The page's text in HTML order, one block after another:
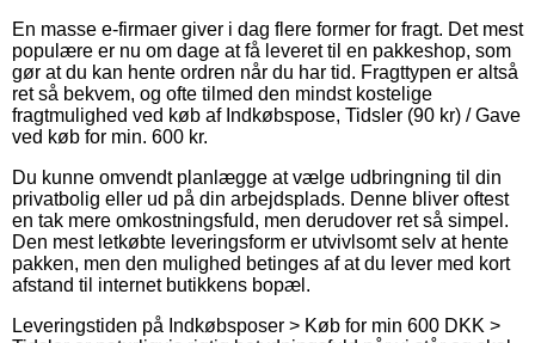
En masse e-firmaer giver i dag flere former for fragt. Det mest
populære er nu om dage at få leveret til en pakkeshop, som
gør at du kan hente ordren når du har tid. Fragttypen er altså
ret så bekvem, og ofte tilmed den mindst kostelige
fragtmulighed ved køb af Indkøbspose, Tidsler (90 kr) / Gave
ved køb for min. 600 kr.
Du kunne omvendt planlægge at vælge udbringning til din
privatbolig eller ud på din arbejdsplads. Denne bliver oftest
en tak mere omkostningsfuld, men derudover ret så simpel.
Den mest letkøbte leveringsform er utvivlsomt selv at hente
pakken, men den mulighed betinges af at du lever med kort
afstand til internet butikkens bopæl.
Leveringstiden på Indkøbsposer > Køb for min 600 DKK >